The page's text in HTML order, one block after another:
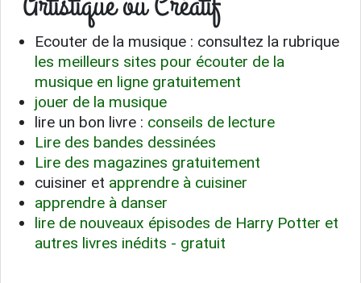
Ecouter de la musique : consultez la rubrique
les meilleurs sites pour écouter de la
musique en ligne gratuitement
jouer de la musique
lire un bon livre : conseils de lecture
Lire des bandes dessinées
Lire des magazines gratuitement
cuisiner et apprendre à cuisiner
apprendre à danser
lire de nouveaux épisodes de Harry Potter et
autres livres inédits - gratuit